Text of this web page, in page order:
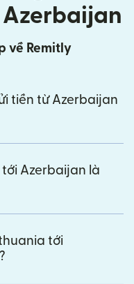
về Remitly
tiền từ Azerbaijan
Azerbaijan là
tới